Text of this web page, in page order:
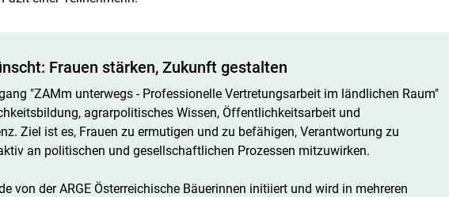
Frauen stärken, Zukunft gestalten
"ZAMm unterwegs - Professionelle Vertretungsarbeit im ländlichen Raum"
agrarpolitisches Wissen, Öffentlichkeitsarbeit und
Ziel ist es, Frauen zu ermutigen und zu befähigen, Verantwortung zu
an politischen und gesellschaftlichen Prozessen mitzuwirken.
von der ARGE Österreichische Bäuerinnen initiiert und wird in mehreren